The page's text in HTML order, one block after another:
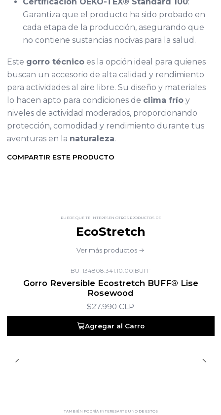
Garantiza que el producto ha sido probado en
cada etapa de la producción, asegurando que
no contiene sustancias nocivas para la salud.
Este gorro técnicoes la opción ideal para quienes
buscan un accesorio de alta calidad y rendimiento
para actividades al aire libre. Su diseño y materiales
lo hacen apto para condiciones de clima fríoy
niveles de actividad moderados, proporcionando
protección, comodidad y rendimiento durante tus
aventuras en la naturaleza.
COMPARTIR ESTE PRODUCTO
PUEDE QUE TE INTERESEN OTROS PRODUCTOS DE
EcoStretch
Ver más productos
BU_134808.341.10.00|BUFF
Gorro Reversible Ecostretch BUFF® Lise
Rosewood
$27.990 CLP
Agregar al Carro
TAMBIÉN PODRÍA INTERESARTE UNO DE ESTOS